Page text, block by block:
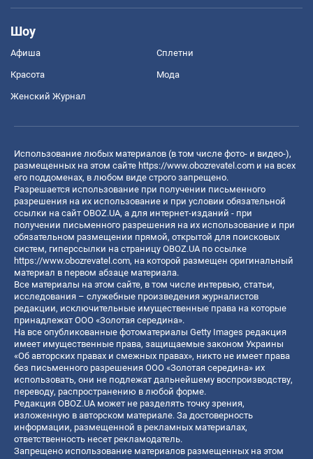
Шоу
Афиша Сплетни
Красота Мода
Женский Журнал
Использование любых материалов (в том числе фото- и видео-),
размещенных на этом сайте https://www.obozrevatel.com и на всех
его поддоменах, в любом виде строго запрещено.
Разрешается использование при получении письменного
разрешения на их использование и при условии обязательной
ссылки на сайт OBOZ.UA, а для интернет-изданий - при
получении письменного разрешения на их использование и при
обязательном размещении прямой, открытой для поисковых
систем, гиперссылки на страницу OBOZ.UA по ссылке
https://www.obozrevatel.com, на которой размещен оригинальный
материал в первом абзаце материала.
Все материалы на этом сайте, в том числе интервью, статьи,
исследования – служебные произведения журналистов
редакции, исключительные имущественные права на которые
принадлежат ООО «Золотая середина».
На все опубликованные фотоматериалы Getty Images редакция
имеет имущественные права, защищаемые законом Украины
«Об авторских правах и смежных правах», никто не имеет права
без письменного разрешения ООО «Золотая середина» их
использовать, они не подлежат дальнейшему воспроизводству,
переводу, распространению в любой форме.
Редакция OBOZ.UA может не разделять точку зрения,
изложенную в авторском материале. За достоверность
информации, размещенной в рекламных материалах,
ответственность несет рекламодатель.
Запрещено использование материалов размещенных на этом